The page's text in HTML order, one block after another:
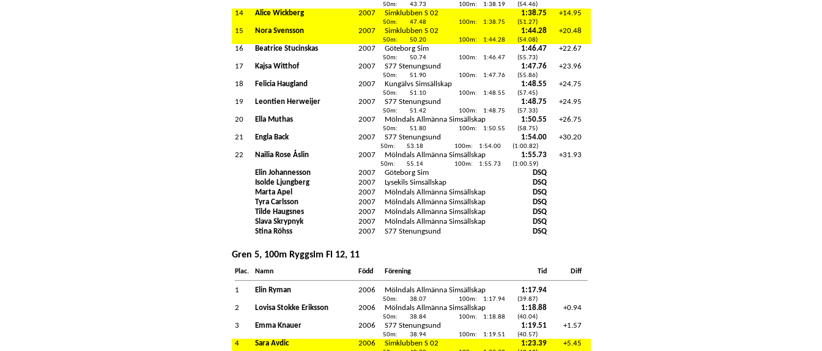
50m: 43.73 100m: 1:38.19 (54.46)
14 Alice Wickberg 2007 Simklubben S 02 1:38.75 +14.95
50m: 47.48 100m: 1:38.75 (51.27)
15 Nora Svensson 2007 Simklubben S 02 1:44.28 +20.48
50m: 50.20 100m: 1:44.28 (54.08)
16 Beatrice Stucinskas 2007 Göteborg Sim 1:46.47 +22.67
50m: 50.74 100m: 1:46.47 (55.73)
17 Kajsa Witthof 2007 S77 Stenungsund 1:47.76 +23.96
50m: 51.90 100m: 1:47.76 (55.86)
18 Felicia Haugland 2007 Kungälvs Simsällskap 1:48.55 +24.75
50m: 51.10 100m: 1:48.55 (57.45)
19 Leontien Herweijer 2007 S77 Stenungsund 1:48.75 +24.95
50m: 51.42 100m: 1:48.75 (57.33)
20 Ella Muthas 2007 Mölndals Allmänna Simsällskap 1:50.55 +26.75
50m: 51.80 100m: 1:50.55 (58.75)
21 Engla Back 2007 S77 Stenungsund 1:54.00 +30.20
50m: 53.18 100m: 1:54.00 (1:00.82)
22 Nailia Rose Åslin 2007 Mölndals Allmänna Simsällskap 1:55.73 +31.93
50m: 55.14 100m: 1:55.73 (1:00.59)
Elin Johannesson 2007 Göteborg Sim
DSQ
Isolde Ljungberg
2007 Lysekils Simsällskap
DSQ
Marta Apel
2007 Mölndals Allmänna Simsällskap
DSQ
Tyra Carlsson
2007 Mölndals Allmänna Simsällskap
DSQ
Tilde Haugsnes
2007 Mölndals Allmänna Simsällskap
DSQ
Slava Skrypnyk
2007 Mölndals Allmänna Simsällskap
DSQ
Stina Röhss
2007 S77 Stenungsund DSQ
Gren 5, 100m Ryggsim Fl 12, 11
Plac. Namn Född Förening Tid Diff
1 Elin Ryman 2006 Mölndals Allmänna Simsällskap 1:17.94
50m: 38.07 100m: 1:17.94 (39.87)
2 Lovisa Stokke Eriksson 2006 Mölndals Allmänna Simsällskap 1:18.88 +0.94
50m: 38.84 100m: 1:18.88 (40.04)
3 Emma Knauer 2006 S77 Stenungsund 1:19.51 +1.57
50m: 38.94 100m: 1:19.51 (40.57)
4 Sara Avdic 2006 Simklubben S 02 1:23.39 +5.45